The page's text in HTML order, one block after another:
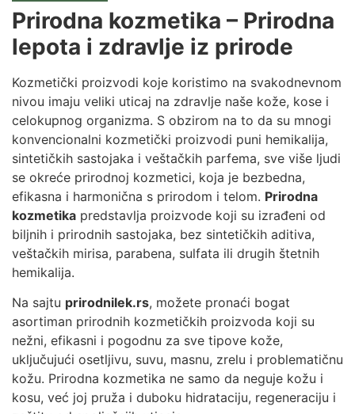
Prirodna kozmetika – Prirodna
lepota i zdravlje iz prirode
Kozmetički proizvodi koje koristimo na svakodnevnom
nivou imaju veliki uticaj na zdravlje naše kože, kose i
celokupnog organizma. S obzirom na to da su mnogi
konvencionalni kozmetički proizvodi puni hemikalija,
sintetičkih sastojaka i veštačkih parfema, sve više ljudi
se okreće prirodnoj kozmetici, koja je bezbedna,
efikasna i harmonična s prirodom i telom. Prirodna
kozmetika predstavlja proizvode koji su izrađeni od
biljnih i prirodnih sastojaka, bez sintetičkih aditiva,
veštačkih mirisa, parabena, sulfata ili drugih štetnih
hemikalija.
Na sajtu prirodnilek.rs, možete pronaći bogat
asortiman prirodnih kozmetičkih proizvoda koji su
nežni, efikasni i pogodnu za sve tipove kože,
uključujući osetljivu, suvu, masnu, zrelu i problematičnu
kožu. Prirodna kozmetika ne samo da neguje kožu i
kosu, već joj pruža i duboku hidrataciju, regeneraciju i